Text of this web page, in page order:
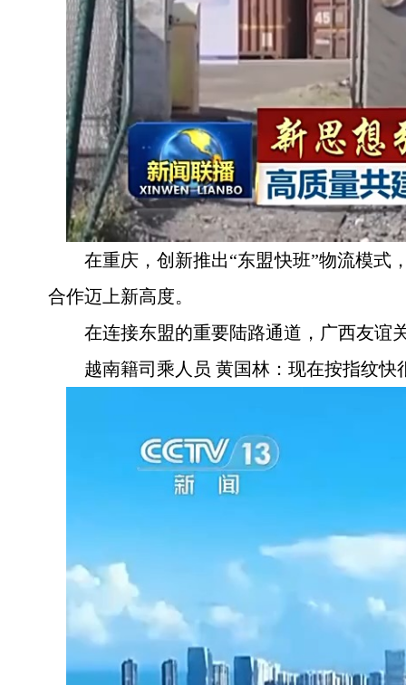
在重庆，创新推出“东盟快班”物流模式
合作迈上新高度。
在连接东盟的重要陆路通道，广西友谊
越南籍司乘人员 黄国林：现在按指纹